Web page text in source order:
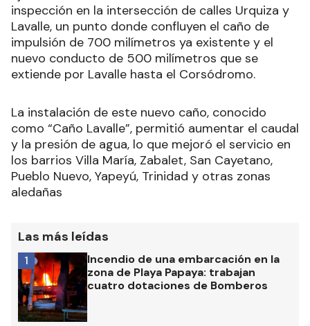
inspección en la intersección de calles Urquiza y
Lavalle, un punto donde confluyen el caño de
impulsión de 700 milímetros ya existente y el
nuevo conducto de 500 milímetros que se
extiende por Lavalle hasta el Corsódromo.
La instalación de este nuevo caño, conocido
como “Caño Lavalle”, permitió aumentar el caudal
y la presión de agua, lo que mejoró el servicio en
los barrios Villa María, Zabalet, San Cayetano,
Pueblo Nuevo, Yapeyú, Trinidad y otras zonas
aledañas
Las más leídas
Incendio de una embarcación en la
zona de Playa Papaya: trabajan
cuatro dotaciones de Bomberos
1